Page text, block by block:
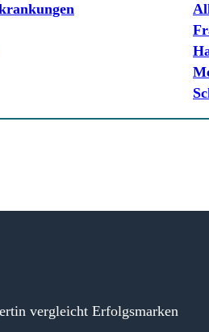
vergleicht Erfolgsmarken